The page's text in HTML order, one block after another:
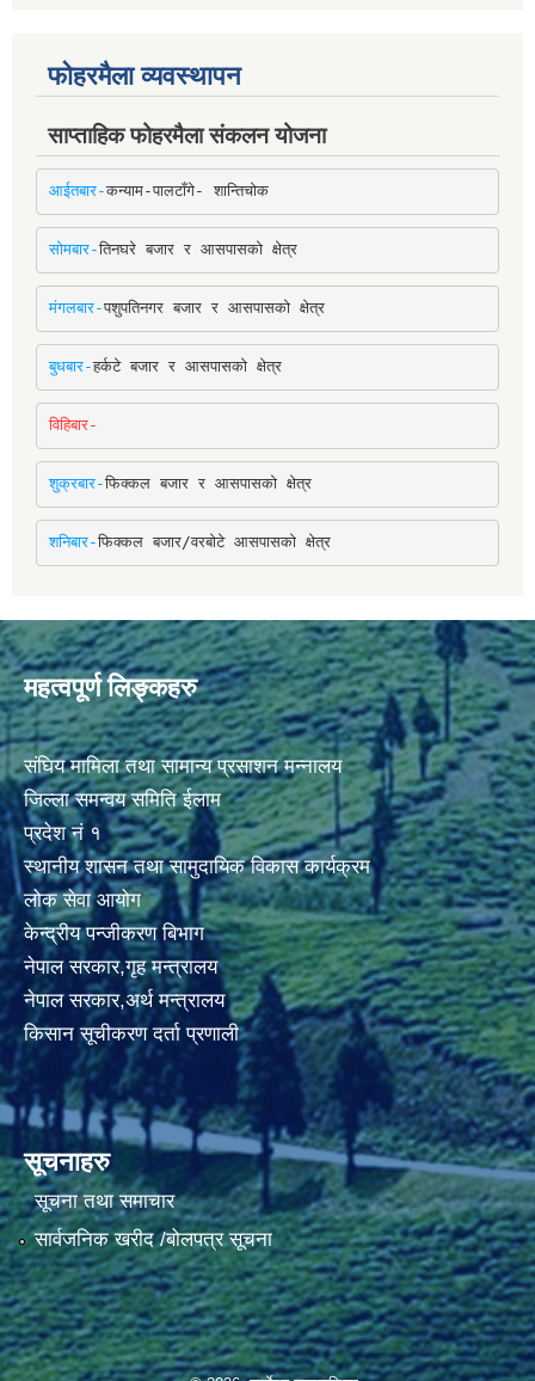
फोहरमैला व्यवस्थापन
साप्ताहिक फोहरमैला संकलन योजना
आईतबार-कन्याम-पालटाँगे- शान्तिचोक
सोमबार-तिनघरे बजार र आसपासको क्षेत्र
मंगलबार-पशुपतिनगर बजार र आसपासको क्षेत्र
बुधबार-हर्कटे बजार र आसपासको क्षेत्र
विहिबार-
शुक्रबार-फिक्कल बजार र आसपासको क्षेत्र
शनिबार-फिक्कल बजार/वरबोटे आसपासको क्षेत्र
महत्वपूर्ण लिङ्कहरु
संघिय मामिला तथा सामान्य प्रसाशन मन्नालय
जिल्ला समन्वय समिति ईलाम
प्रदेश नं १
स्थानीय शासन तथा सामुदायिक विकास कार्यक्रम
लोक सेवा आयोग
केन्द्रीय पन्जीकरण बिभाग
नेपाल सरकार,गृह मन्त्रालय
नेपाल सरकार,अर्थ मन्त्रालय
किसान सूचीकरण दर्ता प्रणाली
सूचनाहरु
सूचना तथा समाचार
सार्वजनिक खरीद /बोलपत्र सूचना